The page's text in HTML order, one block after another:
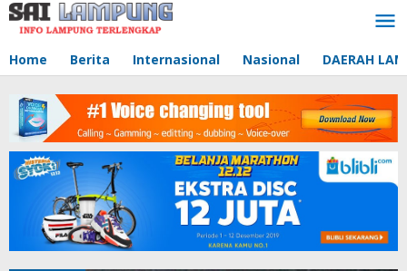
Lewati
Home Berita Internasional Nasional DAERAH